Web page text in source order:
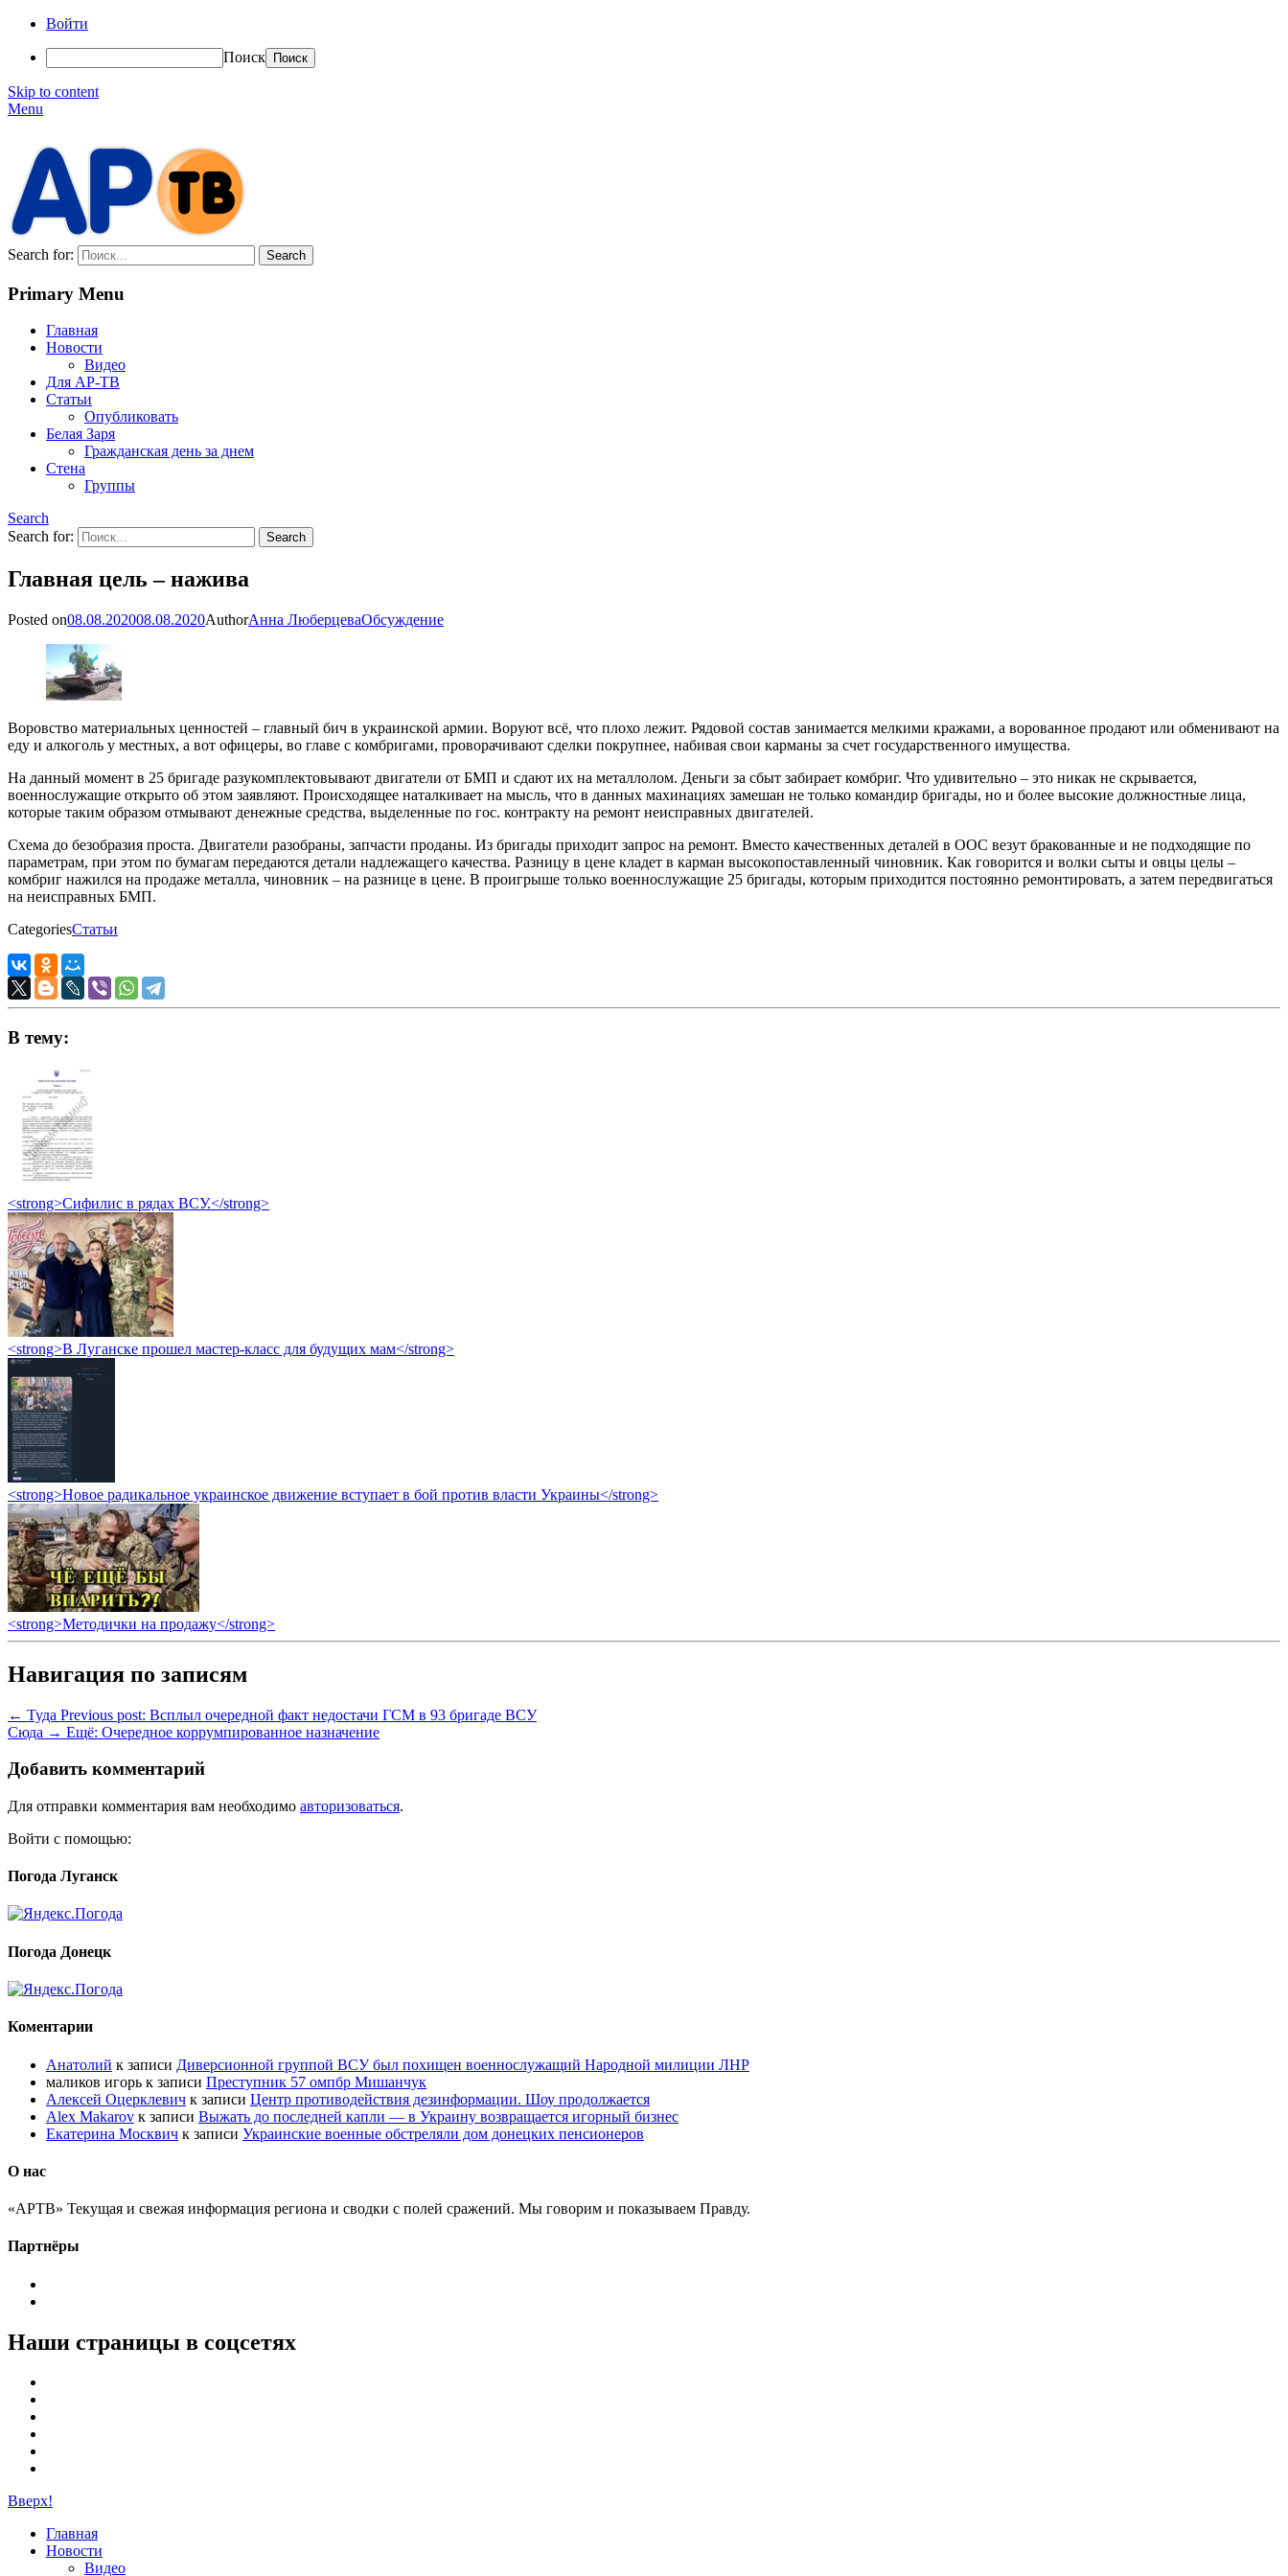
Войти
Поиск
Skip to content
Menu
Search for:
Primary Menu
Главная
Новости
Видео
Для АР-ТВ
Статьи
Опубликовать
Белая Заря
Гражданская день за днем
Стена
Группы
Search
Search for:
Главная цель – нажива
Posted on08.08.202008.08.2020AuthorАнна ЛюберцеваОбсуждение
Воровство материальных ценностей – главный бич в украинской армии. Воруют всё, что плохо лежит. Рядовой состав занимается мелкими кражами, а ворованное продают или обменивают на
еду и алкоголь у местных, а вот офицеры, во главе с комбригами, проворачивают сделки покрупнее, набивая свои карманы за счет государственного имущества.
На данный момент в 25 бригаде разукомплектовывают двигатели от БМП и сдают их на металлолом. Деньги за сбыт забирает комбриг. Что удивительно – это никак не скрывается,
военнослужащие открыто об этом заявляют. Происходящее наталкивает на мысль, что в данных махинациях замешан не только командир бригады, но и более высокие должностные лица,
которые таким образом отмывают денежные средства, выделенные по гос. контракту на ремонт неисправных двигателей.
Схема до безобразия проста. Двигатели разобраны, запчасти проданы. Из бригады приходит запрос на ремонт. Вместо качественных деталей в ООС везут бракованные и не подходящие по
параметрам, при этом по бумагам передаются детали надлежащего качества. Разницу в цене кладет в карман высокопоставленный чиновник. Как говорится и волки сыты и овцы целы –
комбриг нажился на продаже металла, чиновник – на разнице в цене. В проигрыше только военнослужащие 25 бригады, которым приходится постоянно ремонтировать, а затем передвигаться
на неисправных БМП.
CategoriesСтатьи
В тему:
<strong>Сифилис в рядах ВСУ.</strong>
<strong>В Луганске прошел мастер-класс для будущих мам</strong>
<strong>Новое радикальное украинское движение вступает в бой против власти Украины</strong>
<strong>Методички на продажу</strong>
Навигация по записям
← Туда Previous post: Всплыл очередной факт недостачи ГСМ в 93 бригаде ВСУ
Сюда → Ещё: Очередное коррумпированное назначение
Добавить комментарий
Для отправки комментария вам необходимо авторизоваться.
Войти с помощью:
Погода Луганск
Погода Донецк
Коментарии
Анатолий к записи Диверсионной группой ВСУ был похищен военнослужащий Народной милиции ЛНР
маликов игорь к записи Преступник 57 омпбр Мишанчук
Алексей Оцерклевич к записи Центр противодействия дезинформации. Шоу продолжается
Alex Makarov к записи Выжать до последней капли — в Украину возвращается игорный бизнес
Екатерина Москвич к записи Украинские военные обстреляли дом донецких пенсионеров
О нас
«АРТВ» Текущая и свежая информация региона и сводки с полей сражений. Мы говорим и показываем Правду.
Партнёры
Наши страницы в соцсетях
Вверх!
Главная
Новости
Видео